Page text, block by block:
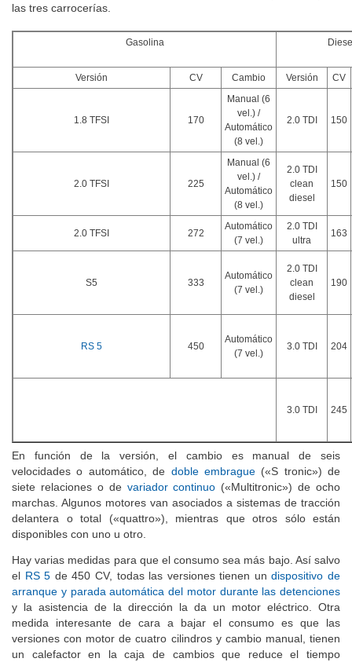
las tres carrocerías.
Gasolina
Versión CV Cambio Versión CV
1.8 TFSI 170
Manual (6
vel.) /
Automático
(8 vel.)
2.0 TDI 150
2.0 TFSI 225
Manual (6
vel.) /
Automático
(8 vel.)
2.0 TDI
clean
diesel
150
2.0 TFSI 272
Automático
(7 vel.)
2.0 TDI
ultra
163
S5 333
Automático
(7 vel.)
2.0 TDI
clean
diesel
190
RS 5 450
Automático
(7 vel.)
3.0 TDI 204
3.0 TDI 245
En función de la versión, el cambio es manual de seis
velocidades o automático, de doble embrague(«S tronic») de
siete relaciones o de variador continuo («Multitronic») de ocho
marchas. Algunos motores van asociados a sistemas de tracción
delantera o total («quattro»), mientras que otros sólo están
disponibles con uno u otro.
Hay varias medidas para que el consumo sea más bajo. Así salvo
el RS 5 de 450 CV, todas las versiones tienen undispositivo de
arranque y parada automática del motor durante las detenciones
y la asistencia de la dirección la da un motor eléctrico. Otra
medida interesante de cara a bajar el consumo es que las
versiones con motor de cuatro cilindros y cambio manual, tienen
un calefactor en la caja de cambios que reduce el tiempo